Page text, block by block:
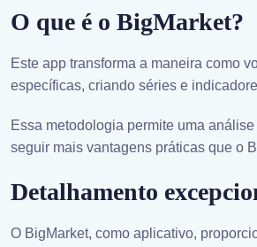
O que é o BigMarket?
Este app transforma a maneira como
específicas, criando séries e
Essa metodologia permite uma
seguir mais vantagens práticas que o
Detalhamento
O BigMarket, como aplicativo,